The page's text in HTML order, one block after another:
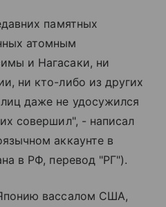
памятных
атомным
и Нагасаки, ни
ни кто-либо из других
даже не удосужился
совершил", - написал
аккаунте в
в РФ, перевод "РГ").
вассалом США,